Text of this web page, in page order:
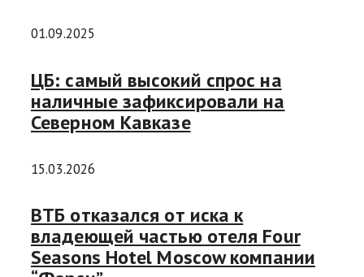
01.09.2025
ЦБ: самый высокий спрос на
наличные зафиксировали на
Северном Кавказе
15.03.2026
ВТБ отказался от иска к
владеющей частью отеля Four
Seasons Hotel Moscow компании